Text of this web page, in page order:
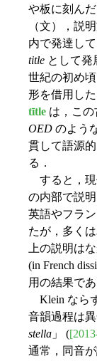
や板に刻ん
（文），説
内で発達し
title として発
世紀の初め
形を借用した
tītle は，こ
OED のよう
貫して語源
る．
すると，現
の内部で説
英語やフラ
たが，多く
上の説明は
(in French
用の結果で
Klein なら
音韻過程は
stella 」 (
通常，同音